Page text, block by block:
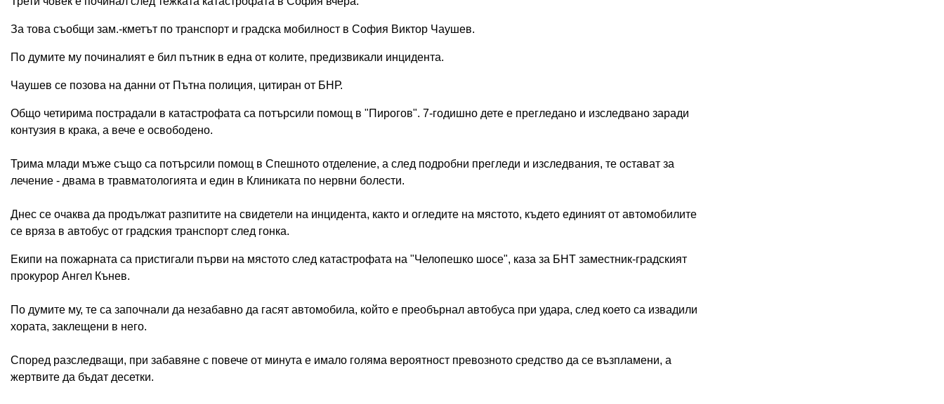
За това съобщи зам.-кметът по транспорт и градска мобилност в София Виктор Чаушев.
По думите му починалият е бил пътник в една от колите, предизвикали инцидента.
Чаушев се позова на данни от Пътна полиция, цитиран от БНР.
Общо четирима пострадали в катастрофата са потърсили помощ в "Пирогов". 7-годишно дете е прегледано и изследвано заради
контузия в крака, а вече е освободено.
Трима млади мъже също са потърсили помощ в Спешното отделение, а след подробни прегледи и изследвания, те остават за
лечение - двама в травматологията и един в Клиниката по нервни болести.
Днес се очаква да продължат разпитите на свидетели на инцидента, както и огледите на мястото, където единият от автомобилите
се вряза в автобус от градския транспорт след гонка.
Екипи на пожарната са пристигали първи на мястото след катастрофата на "Челопешко шосе", каза за БНТ заместник-градският
прокурор Ангел Кънев.
По думите му, те са започнали да незабавно да гасят автомобила, който е преобърнал автобуса при удара, след което са извадили
хората, заклещени в него.
Според разследващи, при забавяне с повече от минута е имало голяма вероятност превозното средство да се възпламени, а
жертвите да бъдат десетки.